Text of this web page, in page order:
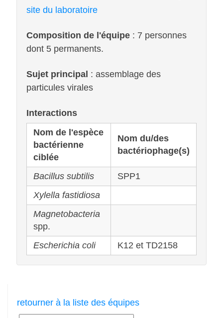
site du laboratoire
Composition de l'équipe : 7 personnes
dont 5 permanents.
Sujet principal : assemblage des
particules virales
Interactions
Nom de l'espèce
bactérienne
ciblée
Nom du/des
bactériophage(s)
Bacillus subtilis
SPP1
Xylella fastidiosa
Magnetobacteria
spp.
Escherichia coli
K12 et TD2158
retourner à la liste des équipes